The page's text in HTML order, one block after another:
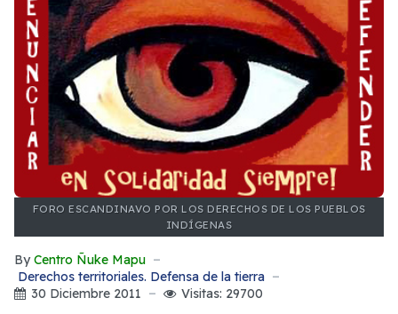
FORO ESCANDINAVO POR LOS DERECHOS DE LOS PUEBLOS
INDÍGENAS
By Centro Ñuke Mapu
Derechos territoriales. Defensa de la tierra
30 Diciembre 2011
Visitas: 29700